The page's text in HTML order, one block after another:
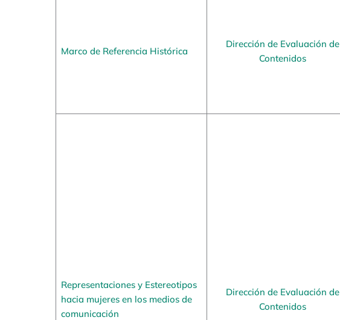
Marco de Referencia Histórica
Dirección de Evaluación de
Contenidos
Representaciones y Estereotipos
hacia mujeres en los medios de
comunicación
Dirección de Evaluación de
Contenidos